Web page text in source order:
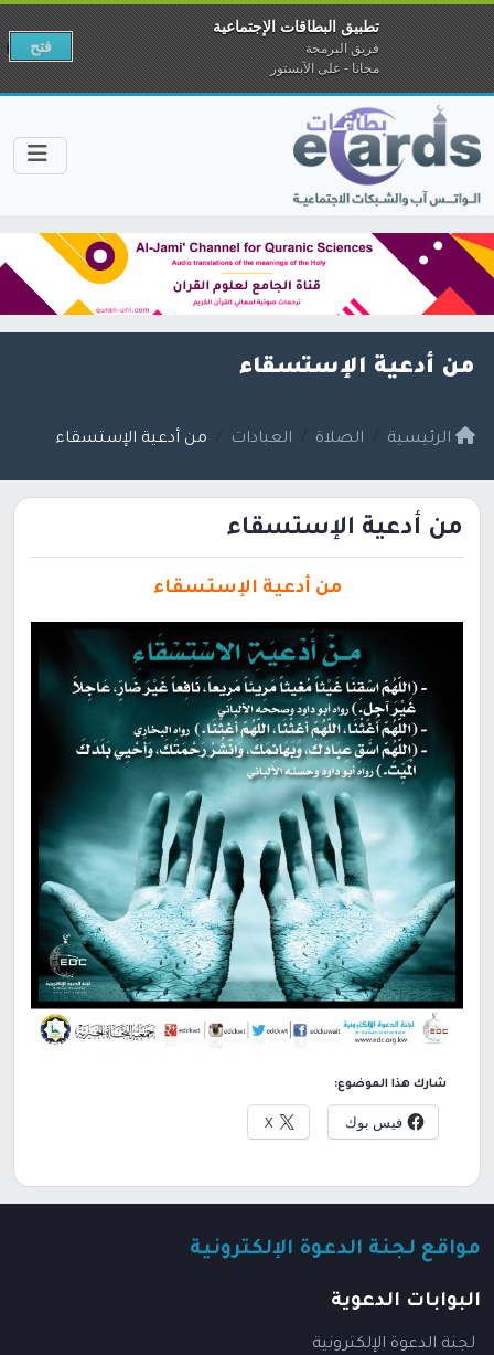
من أدعية الإستسقاء
الرئيسية الصلاة العبادات من أدعية الإستسقاء
من أدعية الإستسقاء
من أدعية الإستسقاء
شارك هذا الموضوع:
فيس بوك X
مواقع لجنة الدعوة الإلكترونية
البوابات الدعوية
لجنة الدعوة الإلكترونية
تطبيق البطاقات الإجتماعية
فريق البرمجة
مجانا - على الآبستور
فتح